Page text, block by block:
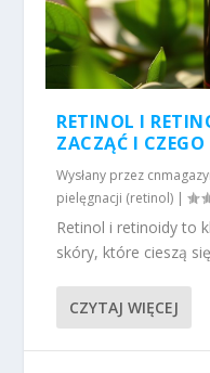
RETINOL I
ZACZĄĆ I
Wysłany przez
pielęgnacji (retinol) |
Retinol i retinoidy to
skóry, które cieszą
CZYTAJ WIĘCEJ